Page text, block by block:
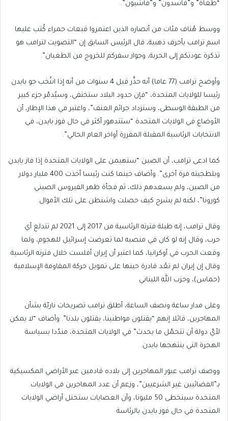
“طغاة” و”فاسدون” و”فاشيون”.
ووسط هُتاف مئات من أنصاره الذين اعتمروا قبعات حمراء كُتب عليها
اسم ترامب بأحرف ذهبية، قال الرئيس السابق إن “التصويت لترامب هو
تذكرة عودتكم إلى الحرية، وجواز سفركم للخروج من الطغيان”.
وأوضح ترامب (77 عاما) أنه حذَّر قبل 4 سنوات من أنه إذا انتُخب جو بايدن
رئيسا للولايات المتحدة، “فإن حدود البلاد ستختفي، وسيُدمّر جزء كبير
من الطبقة الوسطى، وستزداد جرائم العنف”، واعتبر في هذا الإطار، أن
الأوضاع في الولايات المتحدة “ستتدهور أكثر في حال فوز بايدن، في
الانتخابات الرئاسية المقبلة المقررة أواخر العام الحالي”.
كما ادعى ترامب، أن الصين “ستهيمن على الولايات المتحدة إذا فاز بايدن
وبلطجيته مرة أخرى”. وأضاف حينما كنت رئيسا أخذت 400 مليار دولار
من الصين، ولم يسعدهم ذلك، ثم فجأة ظهر الفيروس الصيني
كورونا”، لكنه لم يشرح كيف حصلت واشنطن على تلك الأموال.
وقال ترامب، إنه طيلة فترته الرئاسية من 2017 إلى 2021 لم تندلع أي
حرب، وقال إنه لو كان في منصبه لما تعرضت إسرائيل للهجوم، ولما
وقعت الحرب في أوكرانيا، كما اعتبر أن إيران أفلست خلال فترته الرئاسية.
وقال إن إيران لم تعُد قادرة حينها على تمويل حركة المقاومة الإسلامية
(حماس)، وحزب الله اللبناني
وعلى مدار ساعة ونصف الساعة، أطلق ترامب تصريحات ناريّة بشأن
المهاجرين، قائلا إنهم “يقتلون مواطنينا، يقتلون بلدنا”. وأضاف “لا يمكن
لأيّ دولة أن تتحمّل ما يحدث” في الولايات المتحدة، مندّدا بسياسة
الهجرة التي ينتهجها بايدن.
ووصف ترامب عبور المهاجرين إلى بلاده قادمين عبر الأراضي المكسيكية
بـ”الفضائيين غير الشرعيين”، وزعم أن عدد المهاجرين في الولايات
المتحدة سيتخطى 50 مليونا، وأن العصابات ستحتل أراضي الولايات
المتحدة في حال فوز بايدن بالرئاسة